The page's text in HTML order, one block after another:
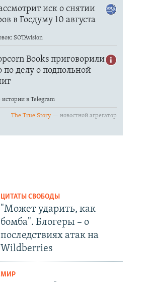
ЦИТАТЫ СВОБОДЫ
"Может ударить, как
бомба". Блогеры – о
последствиях атак на
Wildberries
МИР